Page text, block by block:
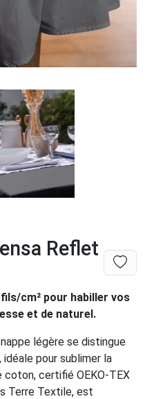
Reflet
cm² pour habiller vos
et de naturel.
légère se distingue
pour sublimer la
certifié OEKO-TEX
Terre Textile, est